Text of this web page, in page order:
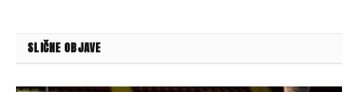
SLIČNE OBJAVE